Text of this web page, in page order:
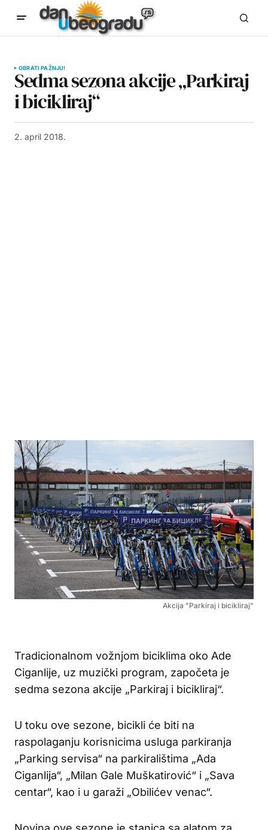
OBRATI PAŽNJU!
Sedma sezona akcije „Parkiraj
i bicikliraj“
2. april 2018.
Akcija "Parkiraj i bicikliraj"
Tradicionalnom vožnjom biciklima oko Ade
Ciganlije, uz muzički program, započeta je
sedma sezona akcije „Parkiraj i bicikliraj“.
U toku ove sezone, bicikli će biti na
raspolaganju korisnicima usluga parkiranja
„Parking servisa“ na parkiralištima „Ada
Ciganlija“, „Milan Gale Muškatirović“ i „Sava
centar“, kao i u garaži „Obilićev venac“.